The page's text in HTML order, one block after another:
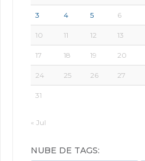
3 4 5 6
10 11 12 13
17 18 19 20
24 25 26 27
31
« Jul
NUBE DE TAGS: